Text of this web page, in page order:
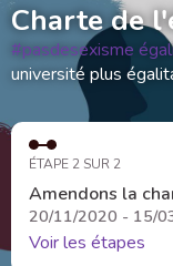
Charte de
#pasdesexisme
université plus
ÉTAPE 2 SUR 2
Amendons la
20/11/2020 - 15/
Voir les étapes